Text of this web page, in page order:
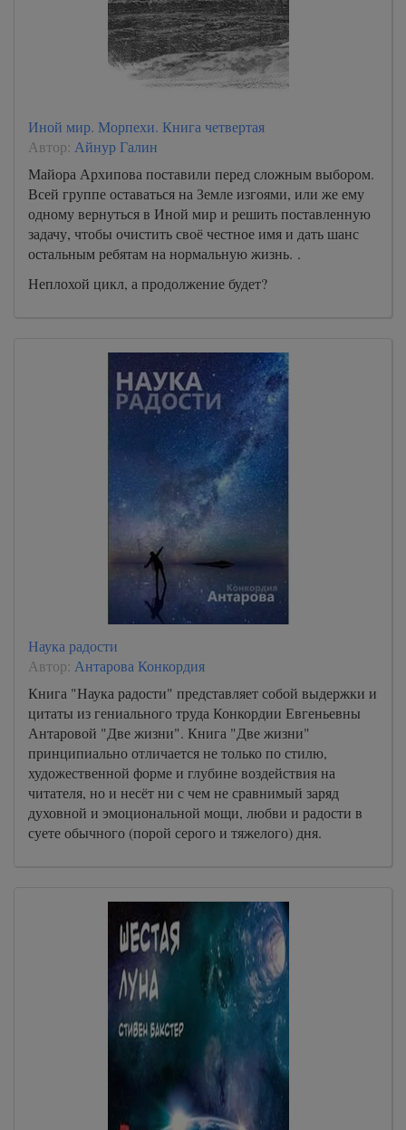
Иной мир. Морпехи. Книга четвертая
Автор: Айнур Галин
Майора Архипова поставили перед сложным выбором.
Всей группе оставаться на Земле изгоями, или же ему
одному вернуться в Иной мир и решить поставленную
задачу, чтобы очистить своё честное имя и дать шанс
остальным ребятам на нормальную жизнь. .
Неплохой цикл, а продолжение будет?
Наука радости
Автор: Антарова Конкордия
Книга "Наука радости" представляет собой выдержки и
цитаты из гениального труда Конкордии Евгеньевны
Антаровой "Две жизни". Книга "Две жизни"
принципиально отличается не только по стилю,
художественной форме и глубине воздействия на
читателя, но и несёт ни с чем не сравнимый заряд
духовной и эмоциональной мощи, любви и радости в
суете обычного (порой серого и тяжелого) дня.